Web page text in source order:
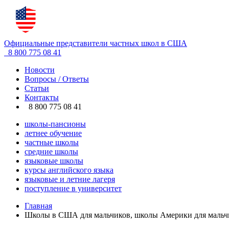
Официальные представители частных школ в США
8 800 775 08 41
Новости
Вопросы / Ответы
Статьи
Контакты
8 800 775 08 41
школы-пансионы
летнее обучение
частные школы
средние школы
языковые школы
курсы английского языка
языковые и летние лагеря
поступление в университет
Главная
Школы в США для мальчиков, школы Америки для